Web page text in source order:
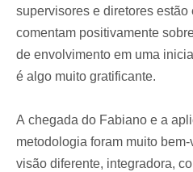
supervisores e diretores estão
comentam positivamente
de envolvimento em uma
é algo muito gratificante.
A chegada do Fabiano e a
metodologia foram muito
visão diferente, integradora,